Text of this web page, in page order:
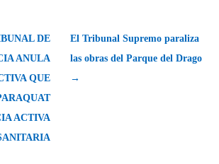
DE
ANULA
QUE
ACTIVA
El Tribunal Supremo paraliza
las obras del Parque del Drago
→